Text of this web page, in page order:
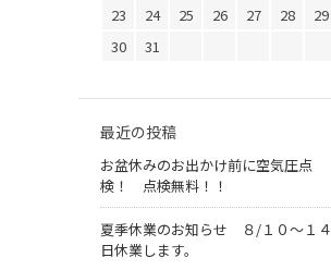
23 24 25 26 27 28
29
30
31
最近の投稿
お盆休みのお出かけ前に空気圧点
検！ 点検無料！！
夏季休業のお知らせ ８/１０～１４
日休業します。